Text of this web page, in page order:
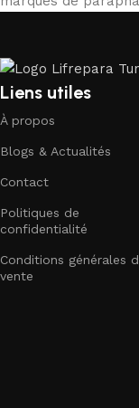
Liens utiles
À propos
Blogs & Actualités
Contact
Politiques de
confidentialité
Conditions générales
vente